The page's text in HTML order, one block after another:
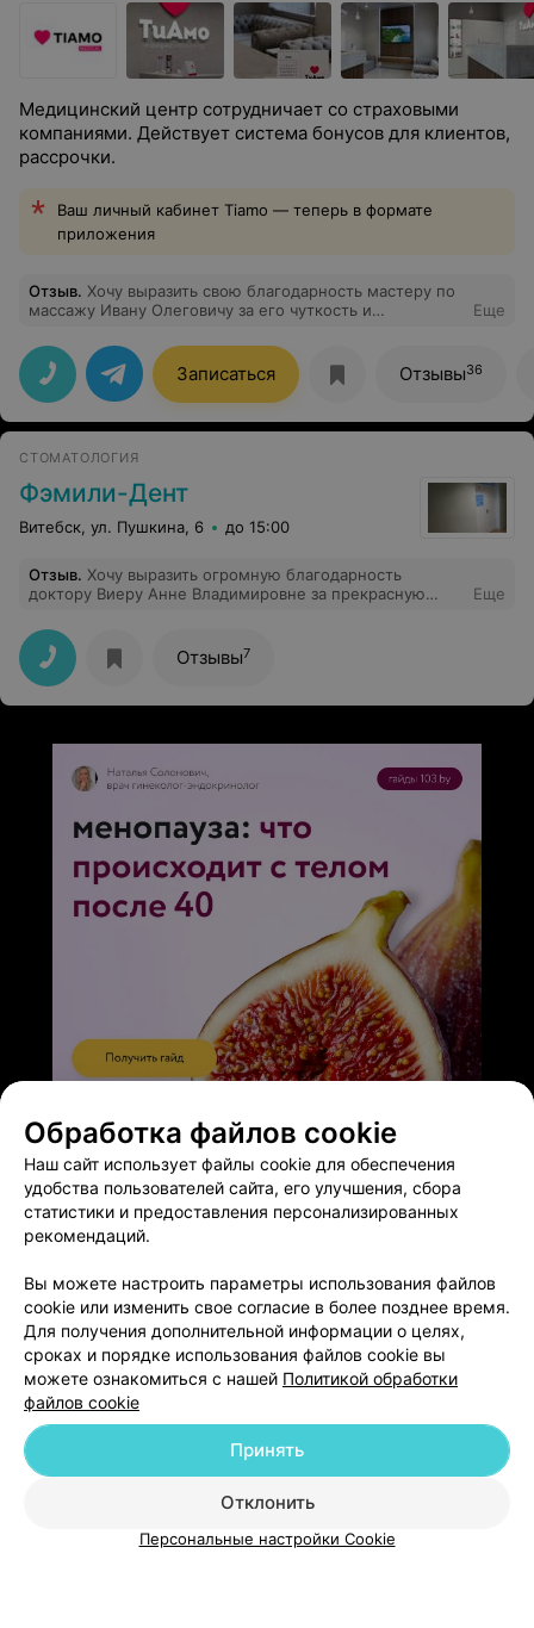
Медицинский центр сотрудничает со страховыми
компаниями. Действует система бонусов для клиентов,
рассрочки.
Ваш личный кабинет Tiamo — теперь в формате
приложения
Отзыв. Хочу выразить свою благодарность мастеру по
массажу Ивану Олеговичу за его чуткость и
Была у данного мастера впервые и осталась очень
довольна ! Спасибо медицинскому центру за таких
сотрудников!
Еще
Записаться Отзывы36
СТОМАТОЛОГИЯ
Фэмили-Дент
Витебск, ул. Пушкина, 6 до 15:00
Отзыв. Хочу выразить огромную благодарность
доктору Виеру Анне Владимировне за прекрасную
Еще
Отзывы7
Добавить специалиста
О проекте Новости проекта
Размещение рекламы
Медицинский маркетинг
Публичный договор
Пользовательское соглашение
Способы оплаты
Обработка файлов cookie
Наш сайт использует файлы cookie для обеспечения
удобства пользователей сайта, его улучшения, сбора
статистики и предоставления персонализированных
рекомендаций.
Вы можете настроить параметры использования файлов
cookie или изменить свое согласие в более позднее время.
Для получения дополнительной информации о целях,
сроках и порядке использования файлов cookie вы
можете ознакомиться с нашей Политикой обработки
файлов cookie
Отклонить
Принять
Персональные настройки Cookie